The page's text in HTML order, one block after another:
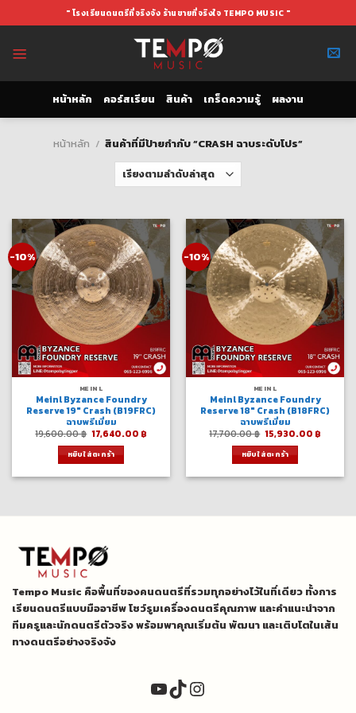
to
" โรงเรียนดนตรีที่จริงจัง ร้านขายที่จริงใจ TEMPO MUSIC "
หน้าหลัก คอร์สเรียน สินค้า เกร็ดความรู้ ผลงาน
หน้าหลัก / สินค้าที่มีป้ายกำกับ “CRASH ฉาบระดับโปร”
-10%
MEINL
Meinl Byzance Foundry
Reserve 19″ Crash (B19FRC)
ฉาบพรีเมี่ยม
19,600.00฿ Original
price
was:
19,600.00 ฿.
17,640.00 ฿Current
หยิบใส่ตะกร้า
-10%
MEINL
Meinl Byzance Foundry
Reserve 18″ Crash (B18FRC)
ฉาบพรีเมี่ยม
17,700.00฿ Original
price
was:
17,700.00 ฿.
15,930.00 ฿
หยิบใส่ตะกร้า
Tempo Music คือพื้นที่ของคนดนตรีที่รวมทุกอย่างไว้ในที่เดียว ทั้งการ
เรียนดนตรีแบบมืออาชีพ โชว์รูมเครื่องดนตรีคุณภาพ และคำแนะนำจาก
ทีมครูและนักดนตรีตัวจริง พร้อมพาคุณเริ่มต้น พัฒนา และเติบโตในเส้น
ทางดนตรีอย่างจริงจัง
YouTube
TikTok
Instagram